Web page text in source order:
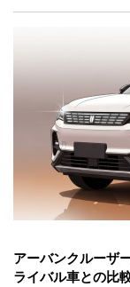
アーバンクルーザ
ライバル車との比